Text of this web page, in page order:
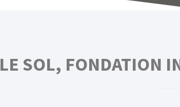
LE SOL, FONDATION